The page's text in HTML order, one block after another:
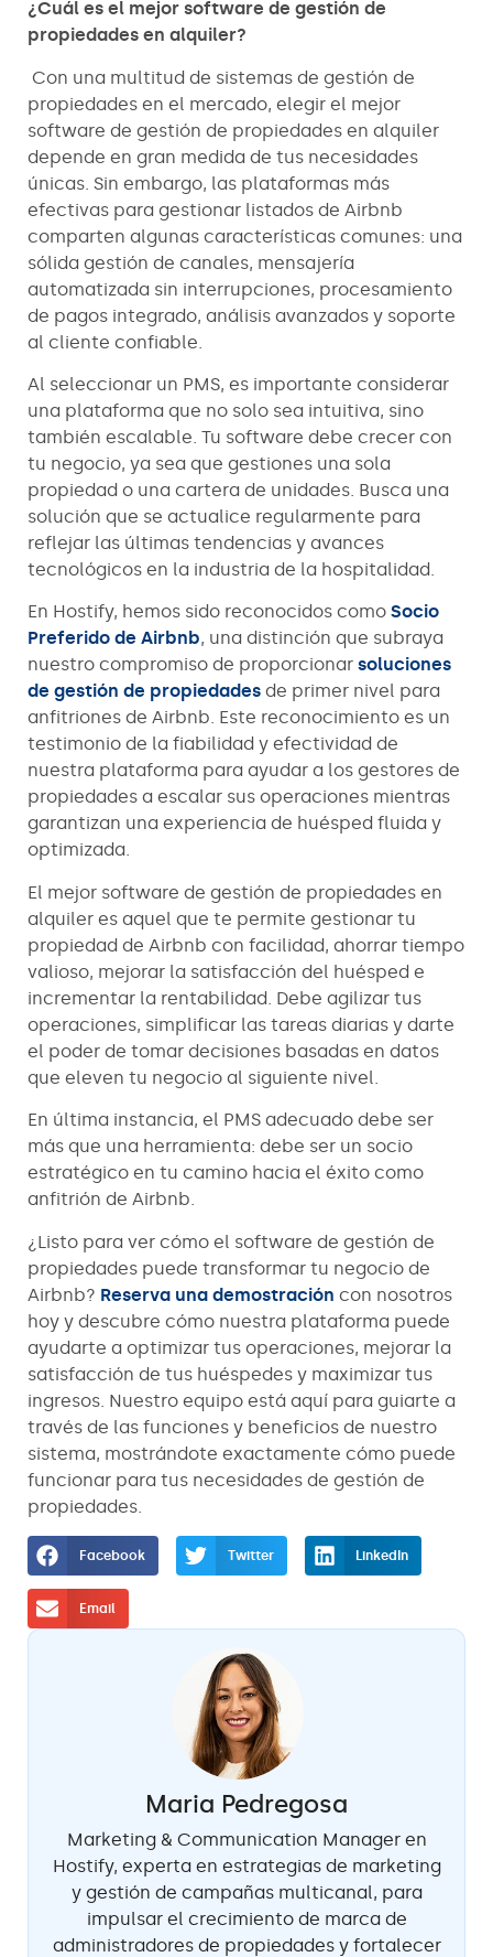
¿Cuál es el mejor software de gestión de
propiedades en alquiler?
Con una multitud de sistemas de gestión de
propiedades en el mercado, elegir el mejor
software de gestión de propiedades en alquiler
depende en gran medida de tus necesidades
únicas. Sin embargo, las plataformas más
efectivas para gestionar listados de Airbnb
comparten algunas características comunes: una
sólida gestión de canales, mensajería
automatizada sin interrupciones, procesamiento
de pagos integrado, análisis avanzados y soporte
al cliente confiable.
Al seleccionar un PMS, es importante considerar
una plataforma que no solo sea intuitiva, sino
también escalable. Tu software debe crecer con
tu negocio, ya sea que gestiones una sola
propiedad o una cartera de unidades. Busca una
solución que se actualice regularmente para
reflejar las últimas tendencias y avances
tecnológicos en la industria de la hospitalidad.
En Hostify, hemos sido reconocidos como Socio
Preferido de Airbnb, una distinción que subraya
nuestro compromiso de proporcionar soluciones
de gestión de propiedades de primer nivel para
anfitriones de Airbnb. Este reconocimiento es un
testimonio de la fiabilidad y efectividad de
nuestra plataforma para ayudar a los gestores de
propiedades a escalar sus operaciones mientras
garantizan una experiencia de huésped fluida y
optimizada.
El mejor software de gestión de propiedades en
alquiler es aquel que te permite gestionar tu
propiedad de Airbnb con facilidad, ahorrar tiempo
valioso, mejorar la satisfacción del huésped e
incrementar la rentabilidad. Debe agilizar tus
operaciones, simplificar las tareas diarias y darte
el poder de tomar decisiones basadas en datos
que eleven tu negocio al siguiente nivel.
En última instancia, el PMS adecuado debe ser
más que una herramienta: debe ser un socio
estratégico en tu camino hacia el éxito como
anfitrión de Airbnb.
¿Listo para ver cómo el software de gestión de
propiedades puede transformar tu negocio de
Airbnb? Reserva una demostración con nosotros
hoy y descubre cómo nuestra plataforma puede
ayudarte a optimizar tus operaciones, mejorar la
satisfacción de tus huéspedes y maximizar tus
ingresos. Nuestro equipo está aquí para guiarte a
través de las funciones y beneficios de nuestro
sistema, mostrándote exactamente cómo puede
funcionar para tus necesidades de gestión de
propiedades.
Facebook Twitter LinkedIn
Email
Maria Pedregosa
Marketing & Communication Manager en
Hostify, experta en estrategias de marketing
y gestión de campañas multicanal, para
impulsar el crecimiento de marca de
administradores de propiedades y fortalecer